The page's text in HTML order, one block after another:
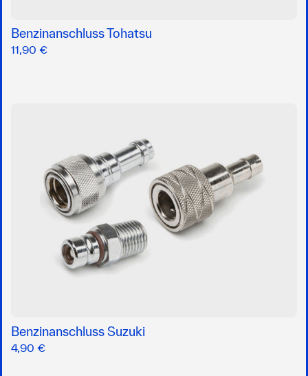
Benzinanschluss Tohatsu
11,90 €
Benzinanschluss Suzuki
4,90 €